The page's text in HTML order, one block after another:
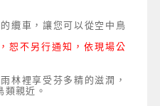
纜車，讓您可以從空中鳥
恕不另行通知，依現場公
林裡享受芬多精的滋潤，
類親近。